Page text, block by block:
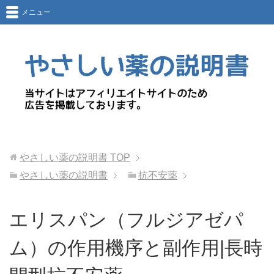
メニュー
やさしい薬の説明書 TOP
やさしい薬の説明書
抗不安薬
エリスパン（フルジアゼパ
ム）の作用機序と副作用|長時